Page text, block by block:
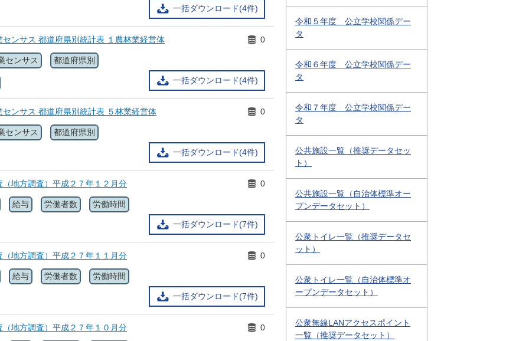
一括ダウンロード(4件)
センサス 都道府県別統計表 １農林業経営体
一括ダウンロード(4件)
0
センサス 都道府県別
センサス 都道府県別統計表 ５林業経営体
一括ダウンロード(4件)
0
センサス 都道府県別
（地方調査）平成２７年１２月分
一括ダウンロード(7件)
0
給与 労働者数 労働時間
（地方調査）平成２７年１１月分
一括ダウンロード(7件)
0
給与 労働者数 労働時間
（地方調査）平成２７年１０月分 0
令和５年度 公立学校関係デー
タ
令和６年度 公立学校関係デー
タ
令和７年度 公立学校関係デー
タ
公共施設一覧（推奨データセッ
ト）
公共施設一覧（自治体標準オー
プンデータセット）
公衆トイレ一覧（推奨データセ
ット）
公衆トイレ一覧（自治体標準オ
ープンデータセット）
公衆無線LANアクセスポイント
一覧（推奨データセット）